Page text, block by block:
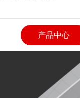
产品中心